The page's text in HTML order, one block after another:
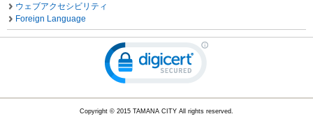
ウェブアクセシビリティ
Foreign Language
Copyright © 2015 TAMANA CITY All rights reserved.